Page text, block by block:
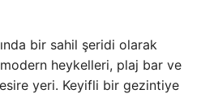
bir sahil şeridi olarak
heykelleri, plaj bar ve
yeri. Keyifli bir gezintiye